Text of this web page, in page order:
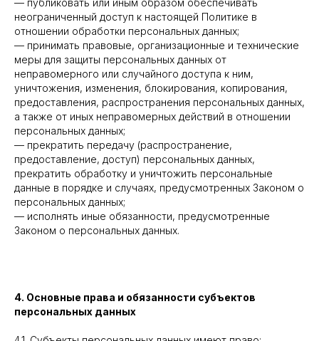
— публиковать или иным образом обеспечивать
неограниченный доступ к настоящей Политике в
отношении обработки персональных данных;
— принимать правовые, организационные и технические
меры для защиты персональных данных от
неправомерного или случайного доступа к ним,
уничтожения, изменения, блокирования, копирования,
предоставления, распространения персональных данных,
а также от иных неправомерных действий в отношении
персональных данных;
— прекратить передачу (распространение,
предоставление, доступ) персональных данных,
прекратить обработку и уничтожить персональные
данные в порядке и случаях, предусмотренных Законом о
персональных данных;
— исполнять иные обязанности, предусмотренные
Законом о персональных данных.
4. Основные права и обязанности субъектов
персональных данных